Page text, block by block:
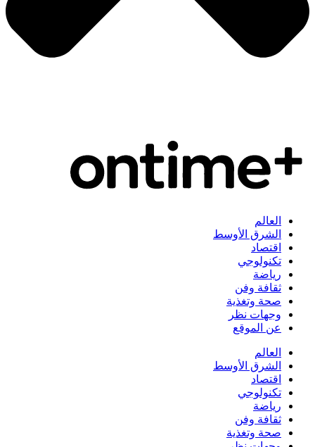
العالم
الشرق الأوسط
اقتصاد
تكنولوجي
رياضة
ثقافة وفن
صحة وتغذية
وجهات نظر
عن الموقع
العالم
الشرق الأوسط
اقتصاد
تكنولوجي
رياضة
ثقافة وفن
صحة وتغذية